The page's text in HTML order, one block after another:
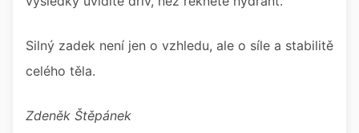
Silný zadek není jen o vzhledu, ale o síle a stabilitě
celého těla.
Zdeněk Štěpánek